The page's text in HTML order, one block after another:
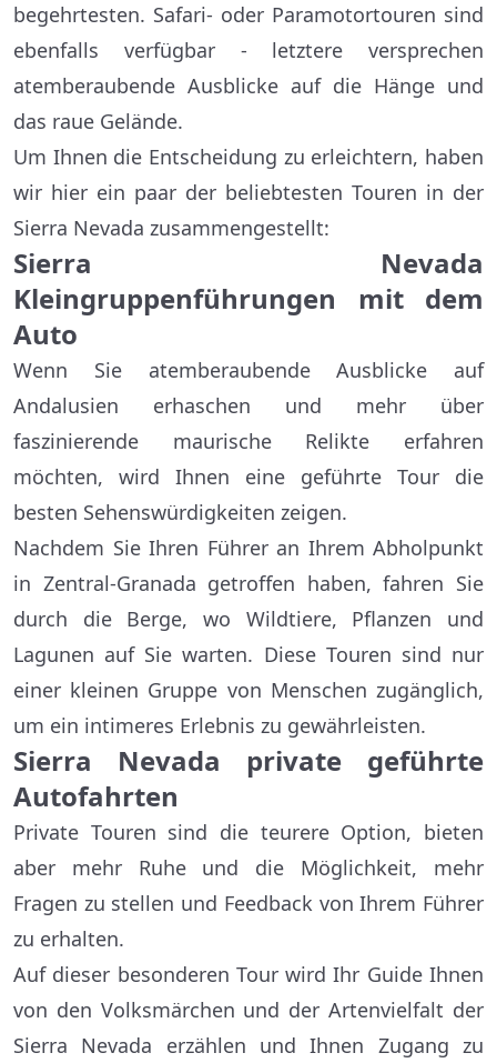
begehrtesten. Safari- oder Paramotortouren sind
ebenfalls verfügbar - letztere versprechen
atemberaubende Ausblicke auf die Hänge und
das raue Gelände.
Um Ihnen die Entscheidung zu erleichtern, haben
wir hier ein paar der beliebtesten Touren in der
Sierra Nevada zusammengestellt:
Sierra Nevada
Kleingruppenführungen mit dem
Auto
Wenn Sie atemberaubende Ausblicke auf
Andalusien erhaschen und mehr über
faszinierende maurische Relikte erfahren
möchten, wird Ihnen eine geführte Tour die
besten Sehenswürdigkeiten zeigen.
Nachdem Sie Ihren Führer an Ihrem Abholpunkt
in Zentral-Granada getroffen haben, fahren Sie
durch die Berge, wo Wildtiere, Pflanzen und
Lagunen auf Sie warten. Diese Touren sind nur
einer kleinen Gruppe von Menschen zugänglich,
um ein intimeres Erlebnis zu gewährleisten.
Sierra Nevada private geführte
Autofahrten
Private Touren sind die teurere Option, bieten
aber mehr Ruhe und die Möglichkeit, mehr
Fragen zu stellen und Feedback von Ihrem Führer
zu erhalten.
Auf dieser besonderen Tour wird Ihr Guide Ihnen
von den Volksmärchen und der Artenvielfalt der
Sierra Nevada erzählen und Ihnen Zugang zu